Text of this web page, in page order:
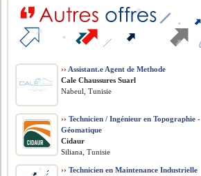
›› Assistant.e Agent de Methode
Cale Chaussures Suarl
Nabeul, Tunisie
›› Technicien / Ingénieur en Topographie -
Géomatique
Cidaur
Siliana, Tunisie
›› Technicien en Maintenance Industrielle